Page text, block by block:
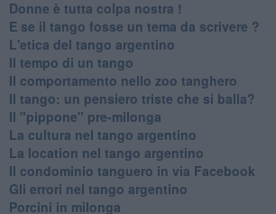
Donne è tutta colpa nostra !
E se il tango fosse un tema da scrivere ?
L'etica del tango argentino
Il tempo di un tango
Il comportamento nello zoo tanghero
Il tango: un pensiero triste che si balla?
Il "pippone" pre-milonga
La cultura nel tango argentino
La location nel tango argentino
Il condominio tanguero in via Facebook
Gli errori nel tango argentino
Porcini in milonga